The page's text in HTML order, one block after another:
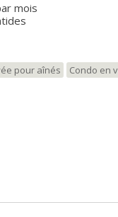
louez l’un de nos
2 ½ au 4 ½ , nos
locataire ou
de nos services.
simplifient votre
envies!
mois
pour aînés Condo en